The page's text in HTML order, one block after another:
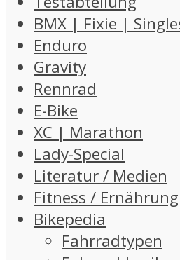
BMX | Fixie |
Enduro
Gravity
Rennrad
E-Bike
XC | Marathon
Lady-Special
Literatur / Medien
Fitness / Ernährung
Bikepedia
Fahrradtypen